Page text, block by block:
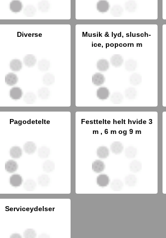
Diverse
Musik & lyd, slusch-
ice, popcorn m
Pagodetelte
Festtelte helt hvide 3
m , 6 m og 9 m
Serviceydelser